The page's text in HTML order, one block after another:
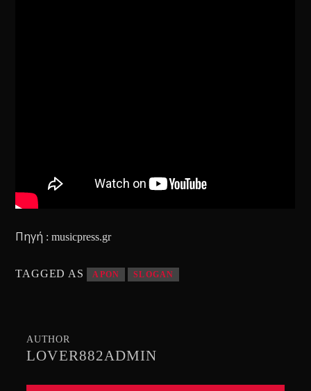
Πηγή : musicpress.gr
TAGGED AS APON SLOGAN
AUTHOR
LOVER882ADMIN